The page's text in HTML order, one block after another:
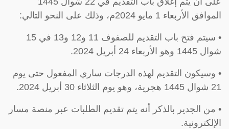
الموافق الأربعاء 1 مايو 2024م، وذلك على النحو التالي:
• سيتم فتح باب التقديم للصفوف 11 و12 و13 في 15
شوال 1445 وهو الأربعاء 24 أبريل 2024.
• وسيكون التقديم لهذه الدرجات ساري المفعول حتى يوم
21 شوال 1445 هجرية، وهو يوم الثلاثاء 30 أبريل 2024.
• من الجدير بالذكر أنه يتم تقديم الطلبات عبر منصة مسار
الإلكترونية.